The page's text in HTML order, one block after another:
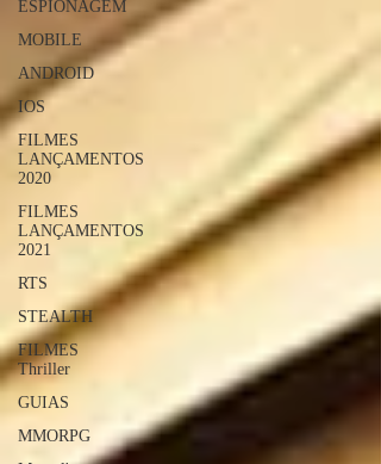
ESPIONAGEM
MOBILE
ANDROID
IOS
FILMES
LANÇAMENTOS
2020
FILMES
LANÇAMENTOS
2021
RTS
STEALTH
FILMES
Thriller
GUIAS
MMORPG